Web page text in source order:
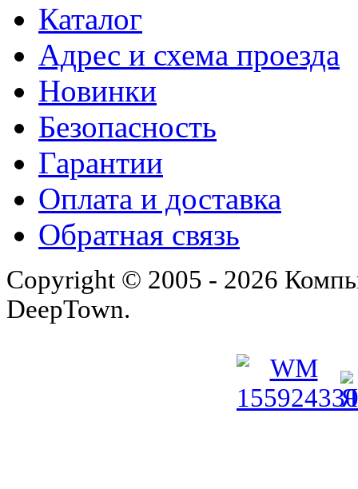
Каталог
Адрес и схема проезда
Новинки
Безопасность
Гарантии
Оплата и доставка
Обратная связь
Copyright © 2005 - 2026
DeepTown.